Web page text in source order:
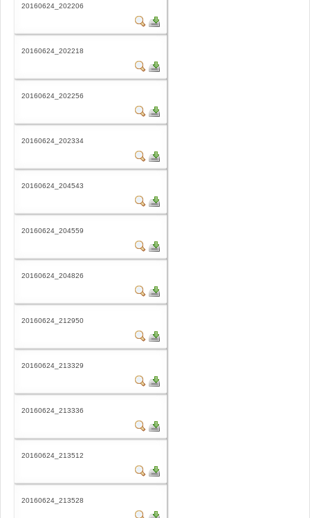
20160624_202206
20160624_202218
20160624_202256
20160624_202334
20160624_204543
20160624_204559
20160624_204826
20160624_212950
20160624_213329
20160624_213336
20160624_213512
20160624_213528